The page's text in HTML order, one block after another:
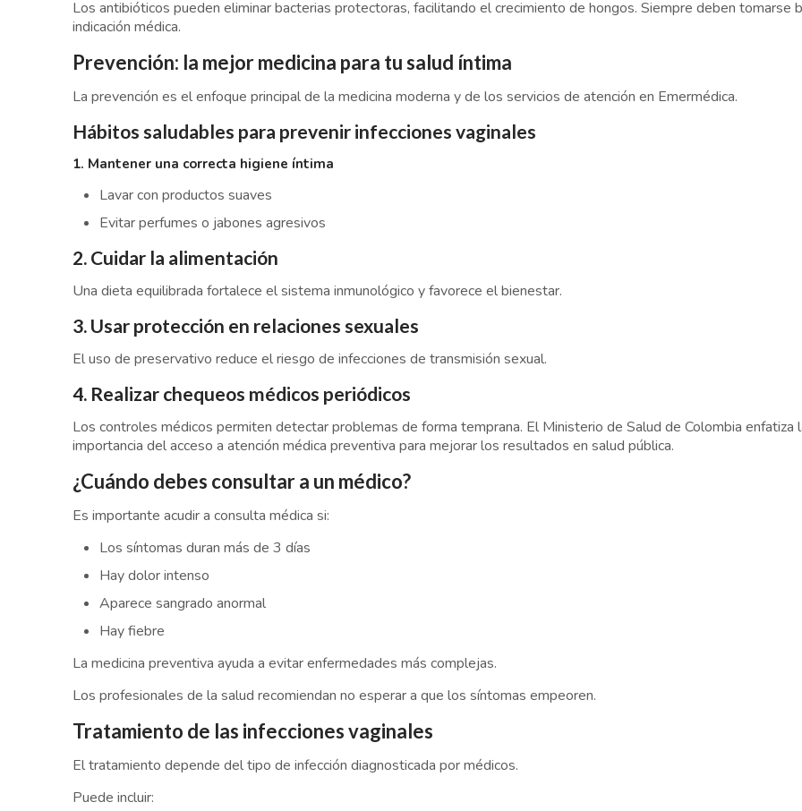
Los antibióticos pueden eliminar bacterias protectoras, facilitando el crecimiento de hongos. Siempre deben tomarse
indicación médica.
Prevención: la mejor medicina para tu salud íntima
La prevención es el enfoque principal de la medicina moderna y de los servicios de atención en Emermédica.
Hábitos saludables para prevenir infecciones vaginales
1. Mantener una correcta higiene íntima
Lavar con productos suaves
Evitar perfumes o jabones agresivos
2. Cuidar la alimentación
Una dieta equilibrada fortalece el sistema inmunológico y favorece el bienestar.
3. Usar protección en relaciones sexuales
El uso de preservativo reduce el riesgo de infecciones de transmisión sexual.
4. Realizar chequeos médicos periódicos
Los controles médicos permiten detectar problemas de forma temprana. El Ministerio de Salud de Colombia enfatiza
importancia del acceso a atención médica preventiva para mejorar los resultados en salud pública.
¿Cuándo debes consultar a un médico?
Es importante acudir a consulta médica si:
Los síntomas duran más de 3 días
Hay dolor intenso
Aparece sangrado anormal
Hay fiebre
La medicina preventiva ayuda a evitar enfermedades más complejas.
Los profesionales de la salud recomiendan no esperar a que los síntomas empeoren.
Tratamiento de las infecciones vaginales
El tratamiento depende del tipo de infección diagnosticada por médicos.
Puede incluir: